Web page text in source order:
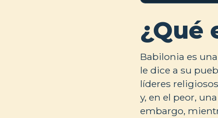
¿Qué
Babilonia es
le dice a su
líderes
y, en el peor,
embargo,